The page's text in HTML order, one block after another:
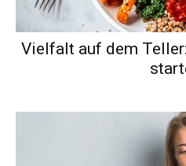
Vielfalt auf dem